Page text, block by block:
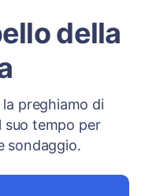
della
preghiamo di
suo tempo per
sondaggio.